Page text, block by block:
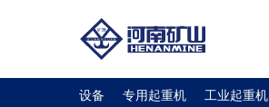
设备 专用起重机 工业起重机